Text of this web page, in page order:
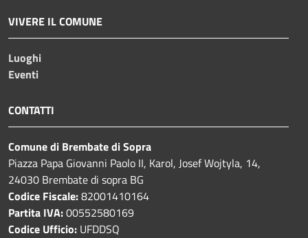
VIVERE IL COMUNE
Luoghi
Eventi
CONTATTI
Comune di Brembate di Sopra
Piazza Papa Giovanni Paolo II, Karol, Josef Wojtyla, 14,
24030 Brembate di sopra BG
Codice Fiscale:82001410164
Partita IVA:00552580169
Codice Ufficio: UFDDSQ